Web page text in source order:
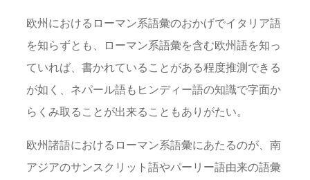
欧州におけるローマン系語彙のおかげでイタリア語
を知らずとも、ローマン系語彙を含む欧州語を知っ
ていれば、書かれていることがある程度推測できる
が如く、ネパール語もヒンディー語の知識で字面か
らくみ取ることが出来ることもありがたい。
欧州諸語におけるローマン系語彙にあたるのが、南
アジアのサンスクリット語やパーリー語由来の語彙